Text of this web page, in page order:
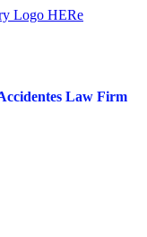
Law Firm